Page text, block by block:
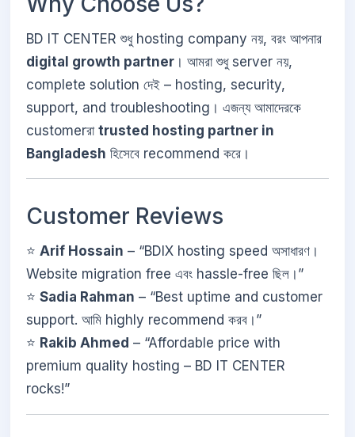
BD IT CENTER শুধু hosting company নয়, বরং আপনার
digital growth partner । আমরা শুধু server নয়,
complete solution দেই – hosting, security,
support, and troubleshooting। এজন্য আমাদেরকে
customerরা trusted hosting partner in
Bangladesh হিসেবে recommend করে।
Customer Reviews
⭐ Arif Hossain – “BDIX hosting speed অসাধারণ।
Website migration free এবং hassle-free ছিল।”
⭐ Sadia Rahman – “Best uptime and customer
support. আমি highly recommend করব।”
⭐ Rakib Ahmed – “Affordable price with
premium quality hosting – BD IT CENTER
rocks!”